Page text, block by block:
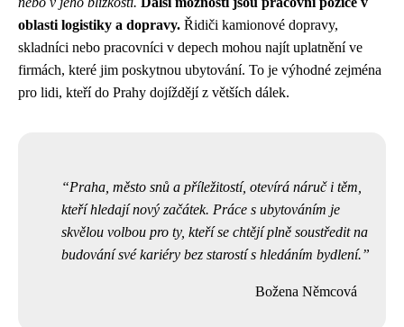
oblasti logistiky a dopravy. Řidiči kamionové dopravy,
skladníci nebo pracovníci v depech mohou najít uplatnění ve
firmách, které jim poskytnou ubytování. To je výhodné zejména
pro lidi, kteří do Prahy dojíždějí z větších dálek.
Praha, město snů a příležitostí, otevírá náruč i těm,
kteří hledají nový začátek. Práce s ubytováním je
skvělou volbou pro ty, kteří se chtějí plně soustředit na
budování své kariéry bez starostí s hledáním bydlení.
Božena Němcová